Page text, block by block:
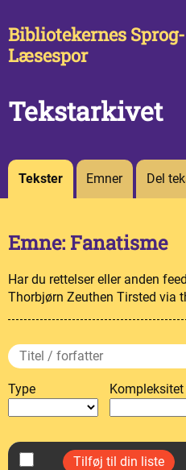
Bibliotekernes
Læsespor
Tekstarkivet
Tekster Emner Del
Emne: Fanatisme
Har du rettelser eller anden
Thorbjørn Zeuthen Tirsted via
Type Kompleksitet